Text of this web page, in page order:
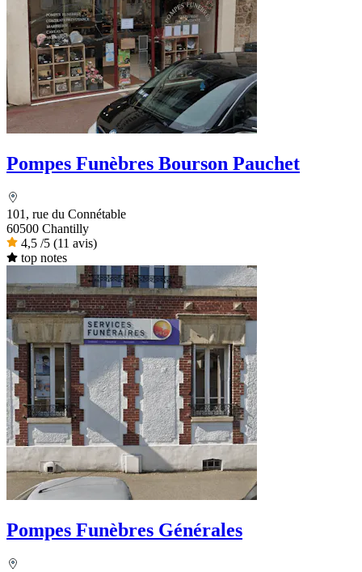
Pompes Funèbres Bourson Pauchet
101, rue du Connétable
60500 Chantilly
4,5 /5 (11 avis)
top notes
Pompes Funèbres Générales